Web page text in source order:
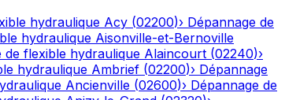
hydraulique Acy (02200)› Dépannage de
hydraulique Aisonville-et-Bernoville
de flexible hydraulique Alaincourt (02240)›
hydraulique Ambrief (02200)› Dépannage
Ancienville (02600)› Dépannage de